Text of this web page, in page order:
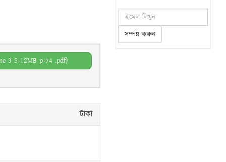
3 S-12MB p-74 .pdf)
টাকা
সম্পন্ন করুন